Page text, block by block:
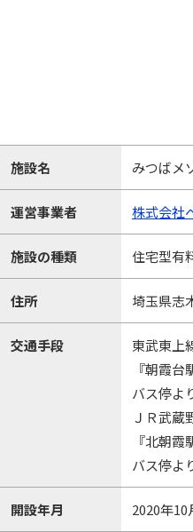
施設名 みつばメ
運営事業者 株式会社
施設の種類 住宅型有
住所 埼玉県志
交通手段
東武東上
『朝霞
バス停よ
ＪＲ武蔵
『北朝
バス停よ
開設年月 2020年10